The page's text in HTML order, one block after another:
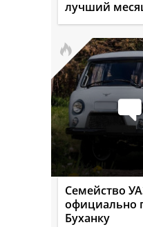
лучший
Семейство
официально
Буханку